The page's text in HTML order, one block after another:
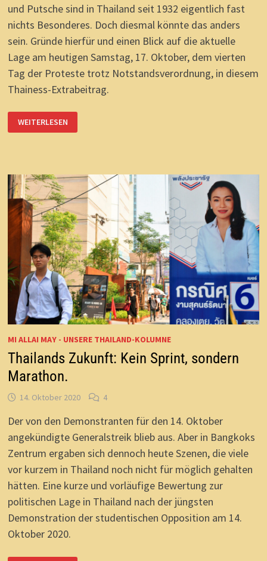
und Putsche sind in Thailand seit 1932 eigentlich fast
nichts Besonderes. Doch diesmal könnte das anders
sein. Gründe hierfür und einen Blick auf die aktuelle
Lage am heutigen Samstag, 17. Oktober, dem vierten
Tag der Proteste trotz Notstandsverordnung, in diesem
Thainess-Extrabeitrag.
THAILANDS
AKTUELLE
LAGE:
WEITERLESEN
MI ALLAI MAY - UNSERE THAILAND-KOLUMNE
Thailands Zukunft: Kein Sprint, sondern
Marathon.
14. Oktober 2020 4
Der von den Demonstranten für den 14. Oktober
angekündigte Generalstreik blieb aus. Aber in Bangkoks
Zentrum ergaben sich dennoch heute Szenen, die viele
vor kurzem in Thailand noch nicht für möglich gehalten
hätten. Eine kurze und vorläufige Bewertung zur
politischen Lage in Thailand nach der jüngsten
Demonstration der studentischen Opposition am 14.
Oktober 2020.